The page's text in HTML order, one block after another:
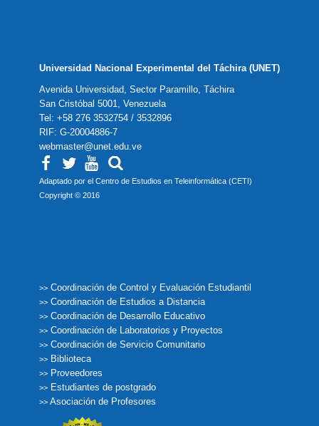
Universidad Nacional Experimental del Táchira (UNET)
Avenida Universidad, Sector Paramillo, Táchira
San Cristóbal 5001, Venezuela
Tel: +58 276 3532754 / 3532896
RIF: G-20004886-7
webmaster@unet.edu.ve
Adaptado por el Centro de Estudios en Teleinformática (CETI)
Copyright © 2016
>> Coordinación de Control y Evaluación Estudiantil
>> Coordinación de Estudios a Distancia
>> Coordinación de Desarrollo Educativo
>> Coordinación de Laboratorios y Proyectos
>> Coordinación de Servicio Comunitario
>> Biblioteca
>> Proveedores
>> Estudiantes de postgrado
>> Asociación de Profesores